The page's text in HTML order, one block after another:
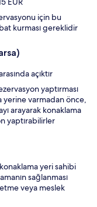
için bu
kurması gereklidir
açıktır
yaptırması
varmadan önce,
arayarak konaklama
yaptırabilirler
yeri sahibi
sağlanması
veya meslek